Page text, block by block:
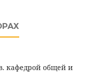
кафедрой общей и